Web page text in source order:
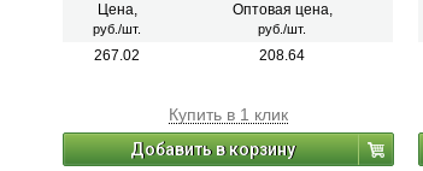
внутренних отделочных работ: окраски
оконных рам, подоконников, дверей, батарей,
различных деревянных и металлических
Цена,
руб./шт.
Оптовая цена,
руб./шт.
267.02 208.64
Купить в 1 клик
Добавить в корзину